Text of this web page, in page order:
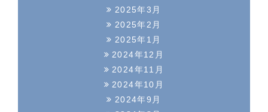
2025年3月
2025年2月
2025年1月
2024年12月
2024年11月
2024年10月
2024年9月